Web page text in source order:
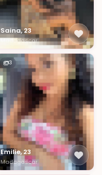
Saina, 23
Madagascar
3
Emilie, 23
Madagascar